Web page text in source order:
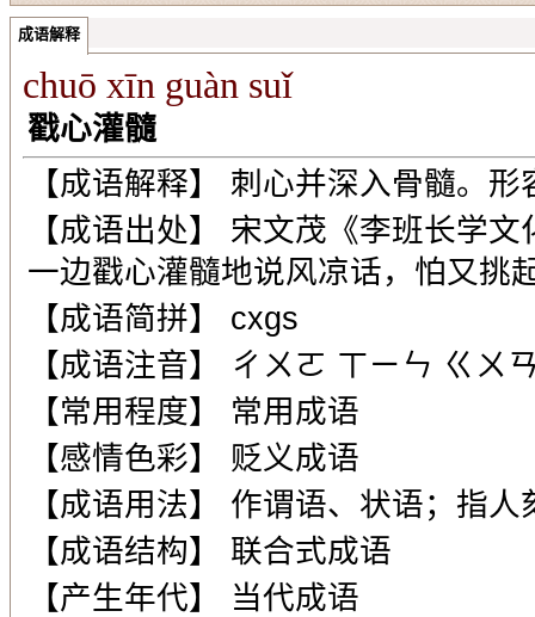
成语解释
chuō xīn guàn suǐ
戳心灌髓
【成语解释】 刺心并深入骨髓。
【成语出处】 宋文茂《李班长学
一边戳心灌髓地说风凉话，怕又挑
【成语简拼】 cxgs
【成语注音】 ㄔㄨㄛ ㄒㄧㄣ ㄍㄨ
【常用程度】 常用成语
【感情色彩】 贬义成语
【成语用法】 作谓语、状语；指人
【成语结构】 联合式成语
【产生年代】 当代成语